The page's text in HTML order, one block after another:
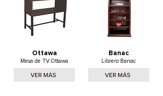
Ottawa
Mesa de TV Ottawa
VER MÁS
Banac
Librero Banac
VER MÁS